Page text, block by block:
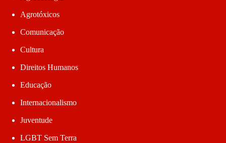
Agrotóxicos
Comunicação
Cultura
Direitos Humanos
Educação
Internacionalismo
Juventude
LGBT Sem Terra